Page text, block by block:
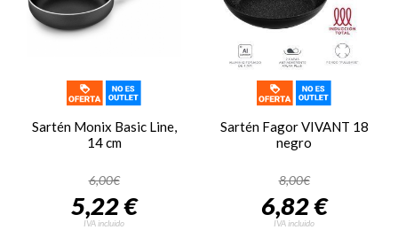
Sartén Monix Basic Line,
14 cm
6,00€
5,22 €
IVA incluido
Sartén Fagor VIVANT 18
negro
8,00€
6,82 €
IVA incluido